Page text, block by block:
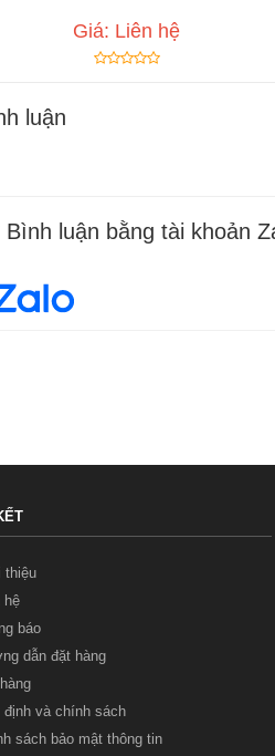
Giá: Liên hệ
luận
Bình luận bằng tài khoản
thiệu
hệ
báo
dẫn đặt hàng
định và chính sách
sách bảo mật thông tin